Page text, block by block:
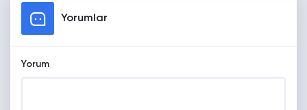
Yorumlar
Yorum